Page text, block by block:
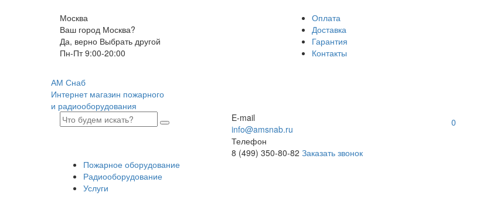
Москва
Ваш город Москва?
Да, верно Выбрать другой
Пн-Пт 9:00-20:00
Оплата
Доставка
Гарантия
Контакты
АМ Снаб
Интернет магазин пожарного
и радиооборудования
E-mail
info@amsnab.ru
Телефон
8 (499) 350-80-82 Заказать звонок
0
Пожарное оборудование
Радиооборудование
Услуги